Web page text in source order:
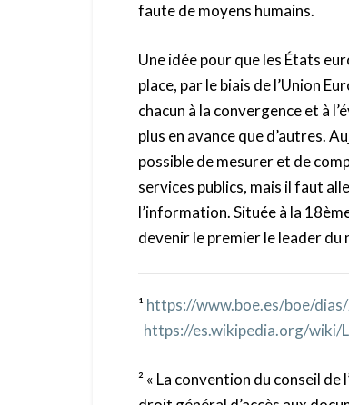
faute de moyens humains.
Une idée pour que les États
place, par le biais de l’Union
chacun à la convergence et à
plus en avance que d’autres.
possible de mesurer et de
services publics, mais il faut
l’information. Située à la
devenir le premier le leader du
¹ https://www.boe.es/boe/
https://es.wikipedia.org/wiki/
² « La convention du conseil